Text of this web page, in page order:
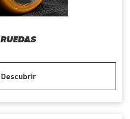
RUEDAS
Descubrir